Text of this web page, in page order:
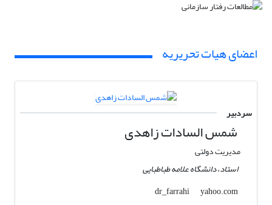
اعضای هیات تحریریه
سردبیر
شمس السادات زاهدی
مدیریت دولتی
استاد، دانشگاه علامه طباطبایی
dr_farrahi
yahoo.com